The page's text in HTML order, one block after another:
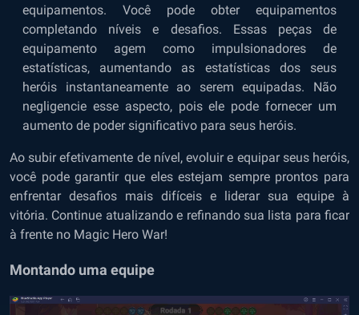
equipamentos. Você pode obter equipamentos
completando níveis e desafios. Essas peças de
equipamento agem como impulsionadores de
estatísticas, aumentando as estatísticas dos seus
heróis instantaneamente ao serem equipadas. Não
negligencie esse aspecto, pois ele pode fornecer um
aumento de poder significativo para seus heróis.
Ao subir efetivamente de nível, evoluir e equipar seus heróis,
você pode garantir que eles estejam sempre prontos para
enfrentar desafios mais difíceis e liderar sua equipe à
vitória. Continue atualizando e refinando sua lista para ficar
à frente no Magic Hero War!
Montando uma equipe